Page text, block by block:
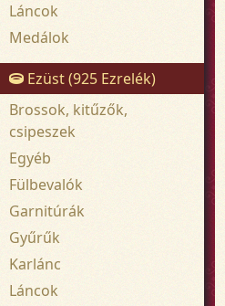
Láncok
Medálok
Ezüst (925 Ezrelék)
Brossok, kitűzők,
csipeszek
Egyéb
Fülbevalók
Garnitúrák
Gyűrűk
Karlánc
Láncok